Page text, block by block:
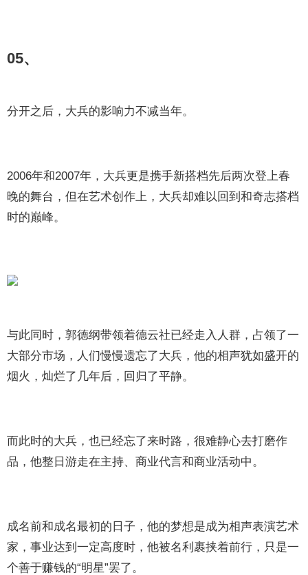
05、
分开之后，大兵的影响力不减当年。
2006年和2007年，大兵更是携手新搭档先后两次登上春
晚的舞台，但在艺术创作上，大兵却难以回到和奇志搭档
时的巅峰。
与此同时，郭德纲带领着德云社已经走入人群，占领了一
大部分市场，人们慢慢遗忘了大兵，他的相声犹如盛开的
烟火，灿烂了几年后，回归了平静。
而此时的大兵，也已经忘了来时路，很难静心去打磨作
品，他整日游走在主持、商业代言和商业活动中。
成名前和成名最初的日子，他的梦想是成为相声表演艺术
家，事业达到一定高度时，他被名利裹挟着前行，只是一
个善于赚钱的“明星”罢了。